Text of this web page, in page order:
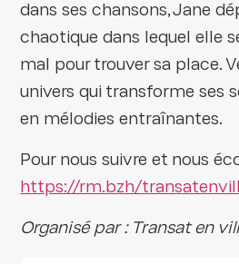
dans ses chansons, Jane
chaotique dans lequel elle
mal pour trouver sa place.
univers qui transforme ses
en mélodies entraînantes.
Pour nous suivre et nous
https://rm.bzh/
Organisé par : Transat en